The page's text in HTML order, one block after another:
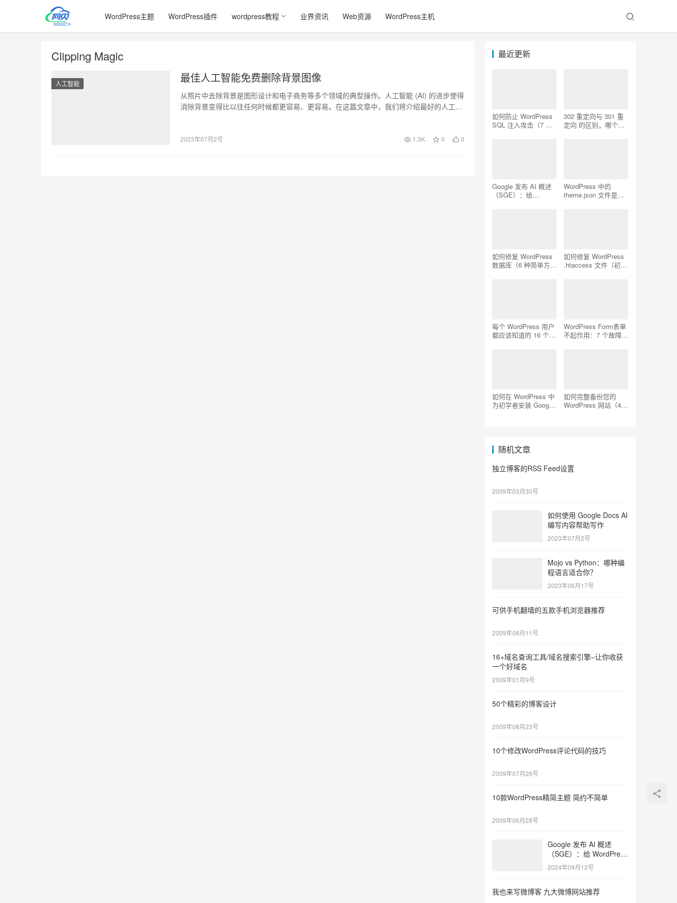
WordPress主题 WordPress插件 wordpress教程 业界资讯 Web资源 WordPress主机
Clipping Magic
人工智能 最佳人工智能免费删除背景图像
从照片中去除背景是图形设计和电子商务等多个领域的典型操作。人工智能 (AI) 的进步使得
消除背景变得比以往任何时候都更容易、更容易。在这篇文章中，我们将介绍最好的人工智
2023年07月2号 1.3K 0 0
最近更新
如何防止 WordPress
SQL 注入攻击（7 个
302 重定向与 301 重
定向 的区别，哪个更
Google 发布 AI 概述
（SGE）：给
WordPress 中的
theme.json 文件是什
如何修复 WordPress
数据库（6 种简单方
如何修复 WordPress
.htaccess 文件（初学
每个 WordPress 用户
都应该知道的 16 个
WordPress Form表单
不起作用：7 个故障排
如何在 WordPress 中
为初学者安装 Google
如何完整备份您的
WordPress 网站（4
随机文章
独立博客的RSS Feed设置
2009年03月30号
如何使用 Google Docs AI
编写内容帮助写作
2023年07月2号
Mojo vs Python：哪种编
程语言适合你？
2023年06月17号
可供手机翻墙的五款手机浏览器推荐
2009年08月11号
16+域名查询工具/域名搜索引擎–让你收获
一个好域名
2009年01月9号
50个精彩的博客设计
2009年08月23号
10个修改WordPress评论代码的技巧
2009年07月26号
10款WordPress精简主题 简约不简单
2009年06月28号
Google 发布 AI 概述
（SGE）：给 WordPress
用户的 7 个提示
2024年09月12号
我也来写微博客 九大微博网站推荐